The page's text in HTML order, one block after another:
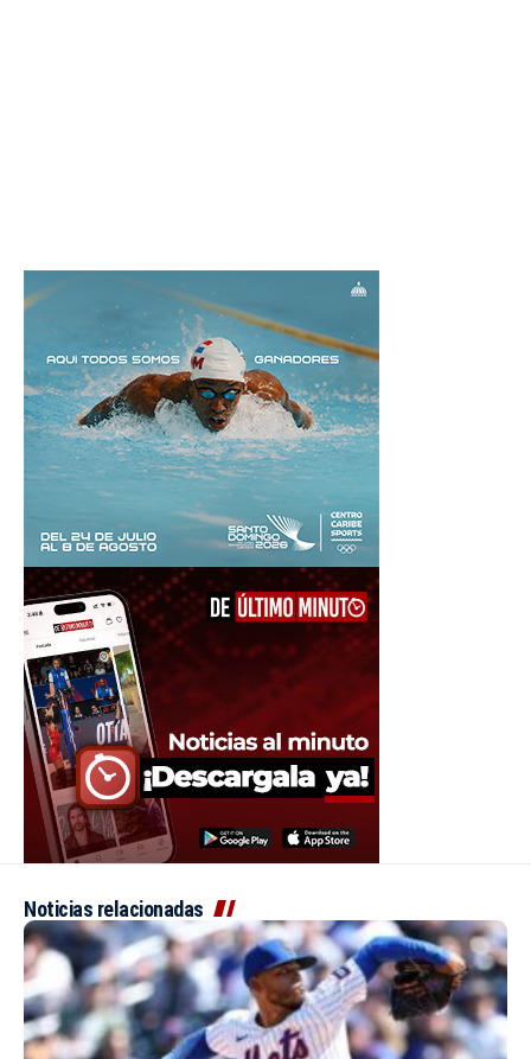
Noticias relacionadas